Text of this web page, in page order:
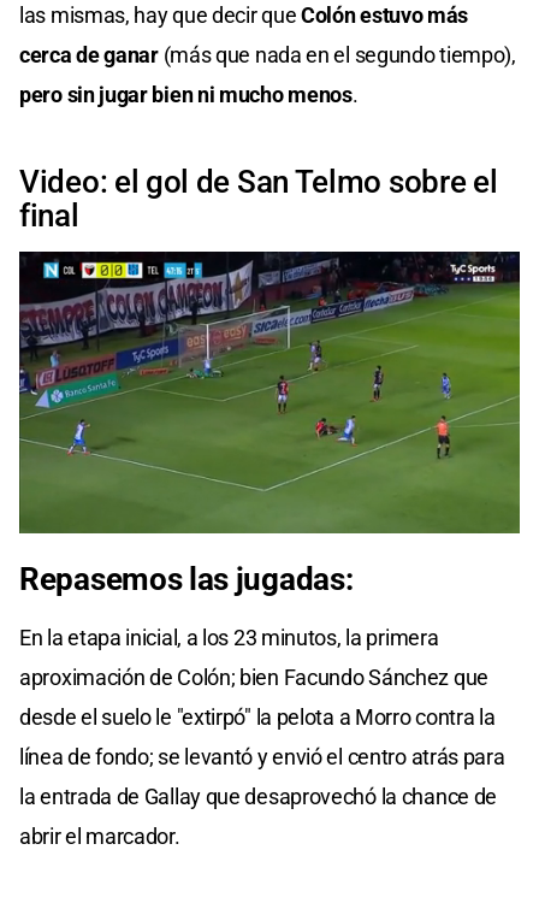
las mismas, hay que decir queColón estuvo más
cerca de ganar(más que nada en el segundo tiempo),
pero sin jugar bien ni mucho menos.
Video: el gol de San Telmo sobre el
final
of
Repasemos las jugadas:
En la etapa inicial, a los 23 minutos, la primera
aproximación de Colón; bien Facundo Sánchez que
desde el suelo le "extirpó" la pelota a Morro contra la
línea de fondo; se levantó y envió el centro atrás para
la entrada de Gallay que desaprovechó la chance de
abrir el marcador.